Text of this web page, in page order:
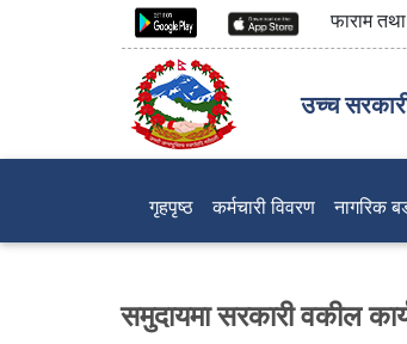
फाराम
उच्च
गृहपृष्ठ(current)
कर्मचारी विवरण नागरिक
समुदायमा सरकारी वकील